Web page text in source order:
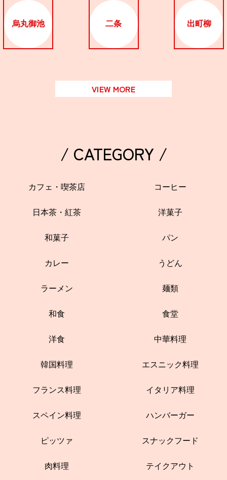
烏丸御池 二条 出町柳
VIEW MORE
/ CATEGORY /
カフェ・喫茶店 コーヒー
日本茶・紅茶 洋菓子
和菓子 パン
カレー うどん
ラーメン 麺類
和食 食堂
洋食 中華料理
韓国料理 エスニック料理
フランス料理 イタリア料理
スペイン料理 ハンバーガー
ピッツァ スナックフード
肉料理 テイクアウト